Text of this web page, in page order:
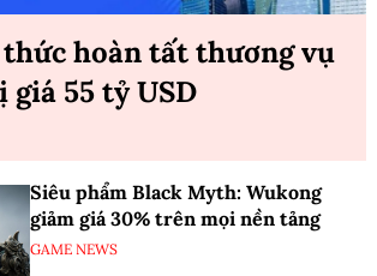
hoàn tất thương vụ
55 tỷ USD
Siêu phẩm Black Myth: Wukong
giảm giá 30% trên mọi nền tảng
GAME NEWS